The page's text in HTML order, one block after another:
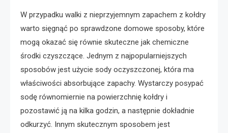
W przypadku walki z nieprzyjemnym zapachem z kołdry
warto sięgnąć po sprawdzone domowe sposoby, które
mogą okazać się równie skuteczne jak chemiczne
środki czyszczące. Jednym z najpopularniejszych
sposobów jest użycie sody oczyszczonej, która ma
właściwości absorbujące zapachy. Wystarczy posypać
sodę równomiernie na powierzchnię kołdry i
pozostawić ją na kilka godzin, a następnie dokładnie
odkurzyć. Innym skutecznym sposobem jest